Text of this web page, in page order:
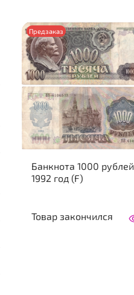
Предзаказ
Банкнота 1000 рублей
1992 год (F)
Товар закончился